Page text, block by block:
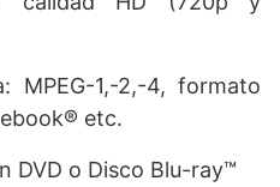
MPEG-1,-2,-4, formato
etc.
DVD o Disco Blu-ray™